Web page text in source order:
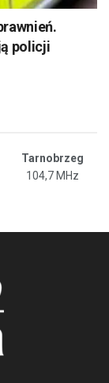
policji
Tarnobrzeg
104,7 MHz